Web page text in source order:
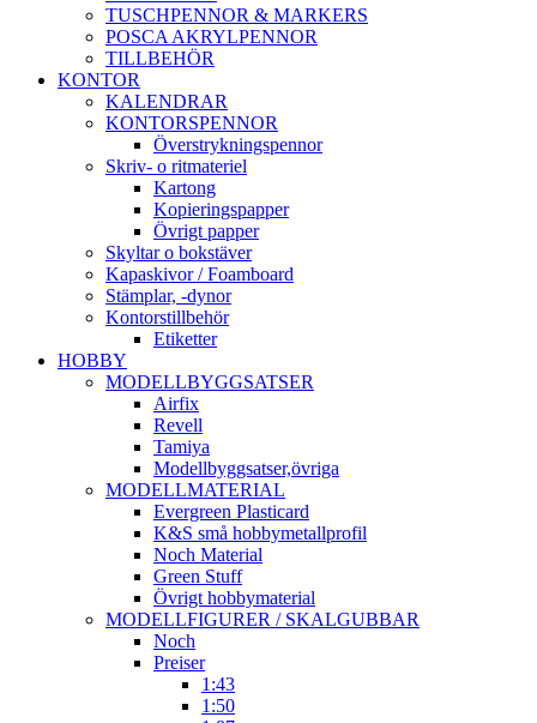
TUSCHPENNOR & MARKERS
POSCA AKRYLPENNOR
TILLBEHÖR
KONTOR
KALENDRAR
KONTORSPENNOR
Överstrykningspennor
Skriv- o ritmateriel
Kartong
Kopieringspapper
Övrigt papper
Skyltar o bokstäver
Kapaskivor / Foamboard
Stämplar, -dynor
Kontorstillbehör
Etiketter
HOBBY
MODELLBYGGSATSER
Airfix
Revell
Tamiya
Modellbyggsatser,övriga
MODELLMATERIAL
Evergreen Plasticard
K&S små hobbymetallprofil
Noch Material
Green Stuff
Övrigt hobbymaterial
MODELLFIGURER / SKALGUBBAR
Noch
Preiser
1:43
1:50